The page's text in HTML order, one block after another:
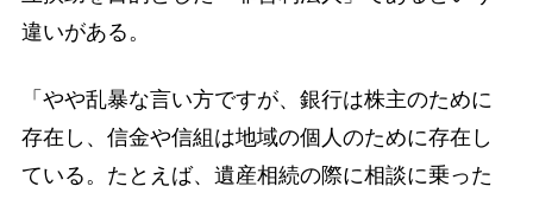
違いがある。
「やや乱暴な言い方ですが、銀行は株主のために
存在し、信金や信組は地域の個人のために存在し
ている。たとえば、遺産相続の際に相談に乗った